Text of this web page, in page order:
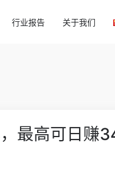
行业报告 关于我们
最高可日赚